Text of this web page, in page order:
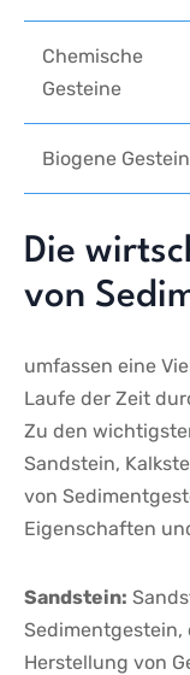
Chemische
Gesteine
Biogene
Die
von
umfassen eine
Laufe der Zeit
Zu den
Sandstein,
‍von
Eigenschaften‌
Sandstein:
‌Sedimentgestein,
Herstellung ‍von